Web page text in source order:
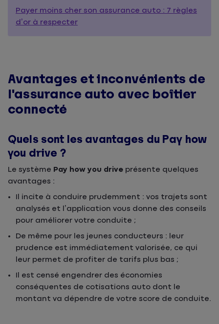
Payer moins cher son assurance auto : 7 règles
d’or à respecter
Avantages et inconvénients de
l'assurance auto avec boîtier
connecté
Quels sont les avantages du Pay how
you drive ?
Le système Pay how you drive présente quelques
avantages :
Il incite à conduire prudemment : vos trajets sont
analysés et l’application vous donne des conseils
pour améliorer votre conduite ;
De même pour les jeunes conducteurs : leur
prudence est immédiatement valorisée, ce qui
leur permet de profiter de tarifs plus bas ;
Il est censé engendrer des économies
conséquentes de cotisations auto dont le
montant va dépendre de votre score de conduite.